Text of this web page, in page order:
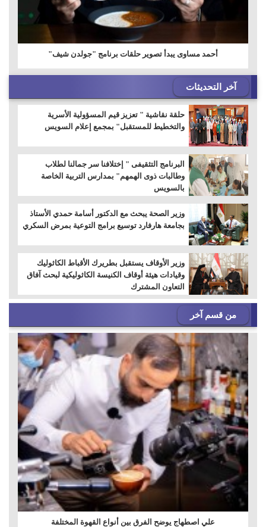
أحمد مساوى يبدأ تصوير حلقات برنامج "جولدن شيف"
آخر التحديثات
حلقة نقاشية " تعزيز قيم المسؤولية الأسرية
والتخطيط للمستقبل" بمجمع إعلام السويس
البرنامج التثقيفى " إختلافنا سر جمالنا لطلاب
وطالبات ذوى الهمهم" بمدارس التربية الخاصة
بالسويس
وزير الصحة يبحث مع الدكتور أسامة حمدي الأستاذ
بجامعة هارفارد توسيع برامج التوعية بمرض السكري
وزير الأوقاف يستقبل بطريرك الأقباط الكاثوليك
وقيادات هيئة أوقاف الكنيسة الكاثوليكية لبحث آفاق
التعاون المشترك
من قسم آخر
علي اصطهاج يوضح الفرق بين أنواع القهوة المختلفة